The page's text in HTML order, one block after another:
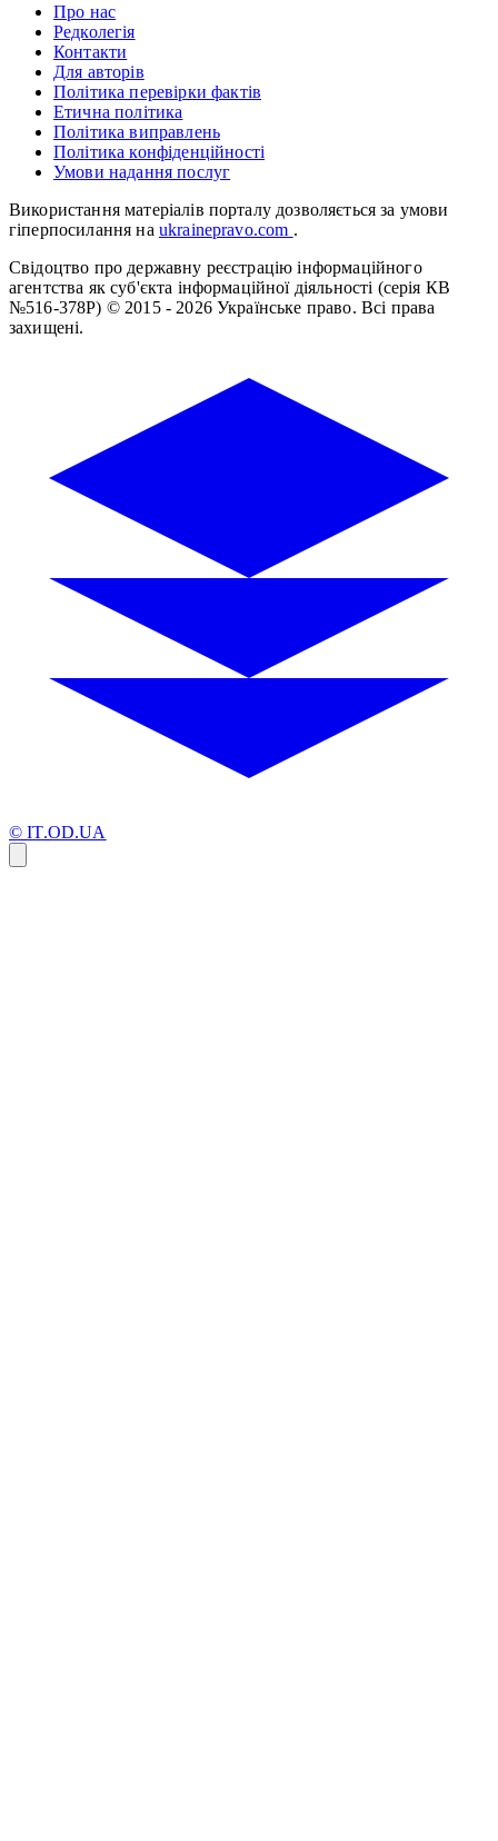
Про нас
Редколегія
Контакти
Для авторів
Політика перевірки фактів
Етична політика
Політика виправлень
Політика конфіденційності
Умови надання послуг
Використання матеріалів порталу дозволяється за умови
гіперпосилання на ukrainepravo.com .
Свідоцтво про державну реєстрацію інформаційного
агентства як суб'єкта інформаційної діяльності (серія КВ
№516-378Р) © 2015 - 2026 Українське право. Всі права
захищені.
© IT.OD.UA